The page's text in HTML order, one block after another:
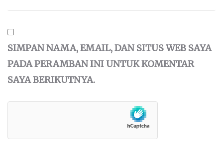
SIMPAN NAMA, EMAIL, DAN SITUS WEB SAYA
PADA PERAMBAN INI UNTUK KOMENTAR
SAYA BERIKUTNYA.